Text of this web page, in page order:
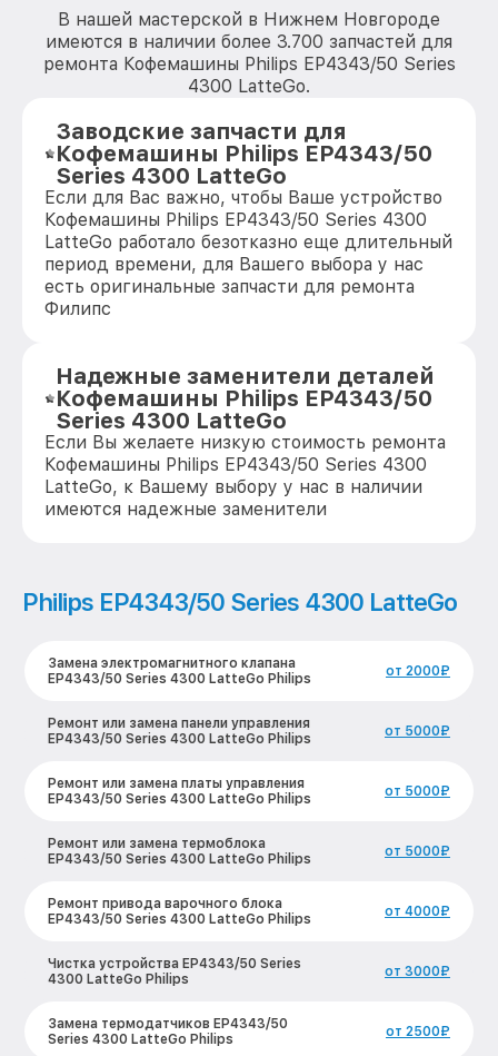
В нашей мастерской в Нижнем Новгороде
имеются в наличии более 3.700 запчастей для
ремонта Кофемашины Philips EP4343/50 Series
4300 LatteGo.
Заводские запчасти для
Кофемашины Philips EP4343/50
Series 4300 LatteGo
Если для Вас важно, чтобы Ваше устройство
Кофемашины Philips EP4343/50 Series 4300
LatteGo работало безотказно еще длительный
период времени, для Вашего выбора у нас
есть оригинальные запчасти для ремонта
Филипс
Надежные заменители деталей
Кофемашины Philips EP4343/50
Series 4300 LatteGo
Если Вы желаете низкую стоимость ремонта
Кофемашины Philips EP4343/50 Series 4300
LatteGo, к Вашему выбору у нас в наличии
имеются надежные заменители
Philips EP4343/50 Series 4300 LatteGo
Замена электромагнитного клапана
EP4343/50 Series 4300 LatteGo Philips
от 2000₽
Ремонт или замена панели управления
EP4343/50 Series 4300 LatteGo Philips
от 5000₽
Ремонт или замена платы управления
EP4343/50 Series 4300 LatteGo Philips
от 5000₽
Ремонт или замена термоблока
EP4343/50 Series 4300 LatteGo Philips
от 5000₽
Ремонт привода варочного блока
EP4343/50 Series 4300 LatteGo Philips
от 4000₽
Чистка устройства EP4343/50 Series
4300 LatteGo Philips
от 3000₽
Замена термодатчиков EP4343/50
Series 4300 LatteGo Philips
от 2500₽